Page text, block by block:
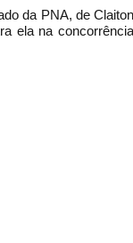
da PNA, de Claiton
ela na concorrência